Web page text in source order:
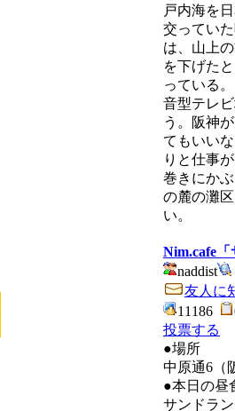
戸内海を
交ってい
は、山上
を下げた
っている
音型テレ
う。阪神
てもいい
りと仕事
巻きにか
の麓の灘
い。
Nim.cafe
naddist
友人に
11186
投票する
●場所
中原通6（
●本日の昼
サンドラ